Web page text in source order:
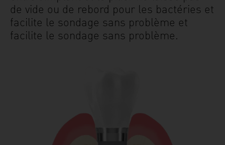
de vide ou de rebord pour les bactéries et
facilite le sondage sans problème et
facilite le sondage sans problème.